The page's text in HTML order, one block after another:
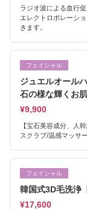
ラジオ波による血行
エレクトロポレーシ
きます。
フェイシャル
ジュエルオール
石の様な輝くお
¥9,900
【宝石美容成分、人
スクラブ/温感マッサ
フェイシャル
韓国式3D毛洗浄
¥17,600